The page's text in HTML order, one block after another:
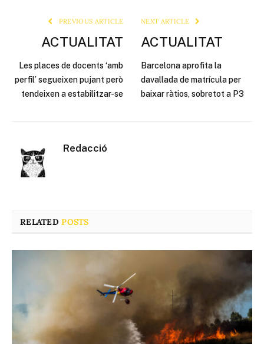
PREVIOUS ARTICLE
ACTUALITAT
Les places de docents ‘amb
perfil’ segueixen pujant però
tendeixen a estabilitzar-se
NEXT ARTICLE
ACTUALITAT
Barcelona aprofita la
davallada de matrícula per
baixar ràtios, sobretot a P3
Redacció
RELATEDPOSTS